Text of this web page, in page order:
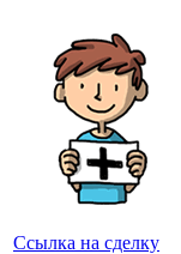
Ссылка на сделку